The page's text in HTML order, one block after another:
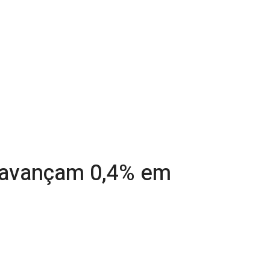
0,4% em